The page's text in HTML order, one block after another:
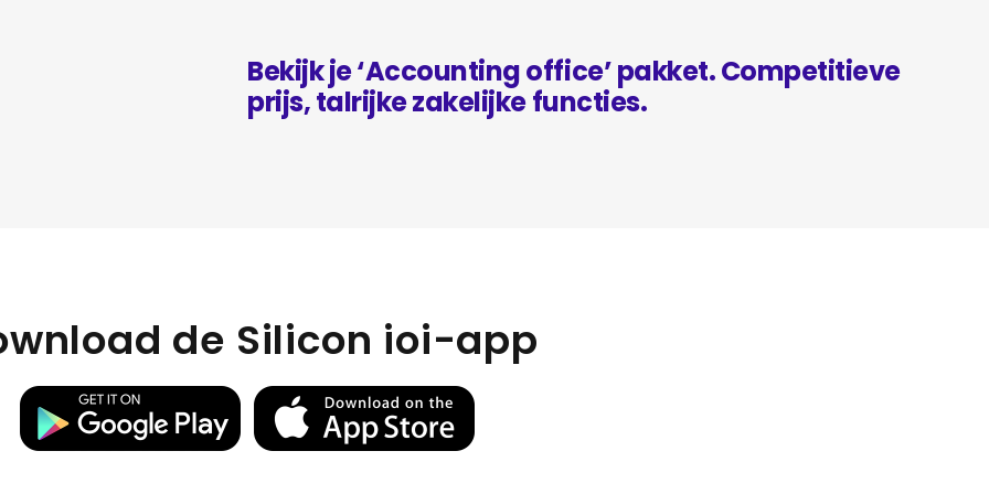
Bekijk je ‘Accounting office’ pakket. Competitieve
prijs, talrijke zakelijke functies.
de Silicon ioi-app